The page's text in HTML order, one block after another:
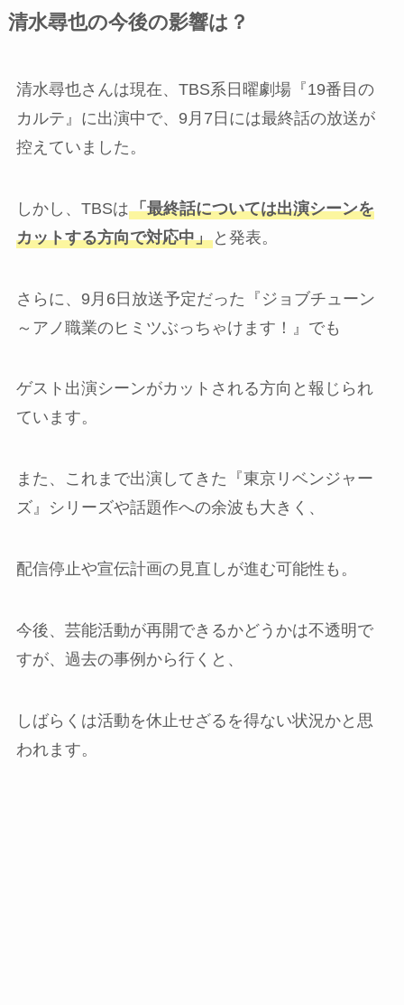
清水尋也の今後の影響は？
清水尋也さんは現在、TBS系日曜劇場『19番目の
カルテ』に出演中で、9月7日には最終話の放送が
控えていました。
しかし、TBSは「最終話については出演シーンを
カットする方向で対応中」と発表。
さらに、9月6日放送予定だった『ジョブチューン
～アノ職業のヒミツぶっちゃけます！』でも
ゲスト出演シーンがカットされる方向と報じられ
ています。
また、これまで出演してきた『東京リベンジャー
ズ』シリーズや話題作への余波も大きく、
配信停止や宣伝計画の見直しが進む可能性も。
今後、芸能活動が再開できるかどうかは不透明で
すが、過去の事例から行くと、
しばらくは活動を休止せざるを得ない状況かと思
われます。